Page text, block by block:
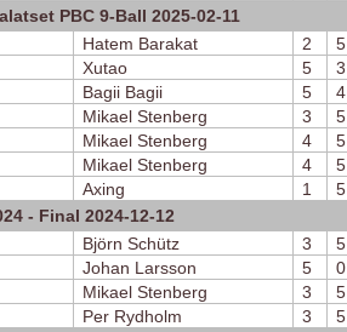
PBC 9-Ball 2025-02-11
Hatem Barakat 2
5
Xutao 5
3
Bagii Bagii 5
4
Mikael Stenberg 3
5
Mikael Stenberg 4
5
Mikael Stenberg 4
5
Axing 1
5
- Final 2024-12-12
Björn Schütz 3
5
Johan Larsson 5
0
Mikael Stenberg 3
5
Per Rydholm 3
5